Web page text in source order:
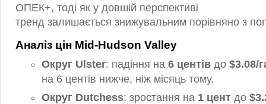
ОПЕК+, тоді як у довшій перспективі
тренд залишається знижувальним порівняно з
Аналіз цін Mid-Hudson Valley
Округ Ulster: падіння на 6 центів до $3.08/
на 6 центів нижче, ніж місяць тому.
Округ Dutchess: зростання на 1 цент до